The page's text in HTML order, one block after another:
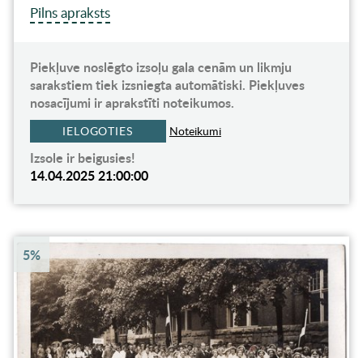
Pilns apraksts
Piekļuve noslēgto izsoļu gala cenām un likmju
sarakstiem tiek izsniegta automātiski. Piekļuves
nosacījumi ir aprakstīti noteikumos.
IELOGOTIES Noteikumi
Izsole ir beigusies!
14.04.2025 21:00:00
5%